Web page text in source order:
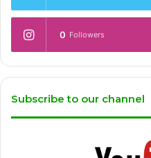
0 Followers
Subscribe to our channel